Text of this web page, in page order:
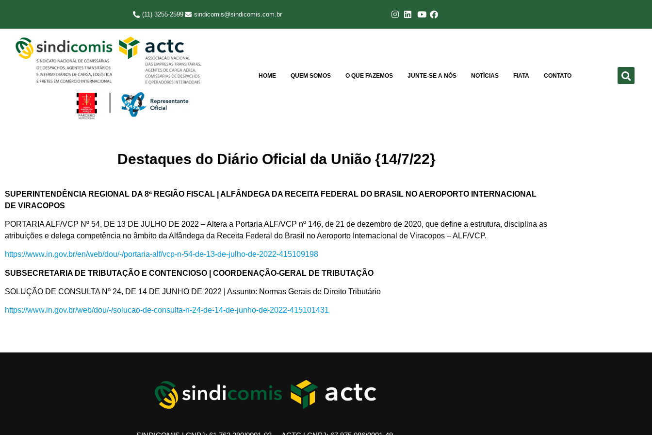
(11) 3255-2599 sindicomis@sindicomis.com.br
HOME QUEM SOMOS O QUE FAZEMOS JUNTE-SE A NÓS NOTÍCIAS FIATA CONTATO
Destaques do Diário Oficial da União {14/7/22}
SUPERINTENDÊNCIA REGIONAL DA 8ª REGIÃO FISCAL | ALFÂNDEGA DA RECEITA FEDERAL DO BRASIL NO AEROPORTO INTERNACIONAL
DE VIRACOPOS
PORTARIA ALF/VCP Nº 54, DE 13 DE JULHO DE 2022 – Altera a Portaria ALF/VCP nº 146, de 21 de dezembro de 2020, que define a estrutura, disciplina as
atribuições e delega competência no âmbito da Alfândega da Receita Federal do Brasil no Aeroporto Internacional de Viracopos – ALF/VCP.
https://www.in.gov.br/en/web/dou/-/portaria-alf/vcp-n-54-de-13-de-julho-de-2022-415109198
SUBSECRETARIA DE TRIBUTAÇÃO E CONTENCIOSO | COORDENAÇÃO-GERAL DE TRIBUTAÇÃO
SOLUÇÃO DE CONSULTA Nº 24, DE 14 DE JUNHO DE 2022 | Assunto: Normas Gerais de Direito Tributário
https://www.in.gov.br/web/dou/-/solucao-de-consulta-n-24-de-14-de-junho-de-2022-415101431